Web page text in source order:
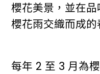
櫻花美景，並在
櫻花雨交織而成的
每年 2 至 3 月為